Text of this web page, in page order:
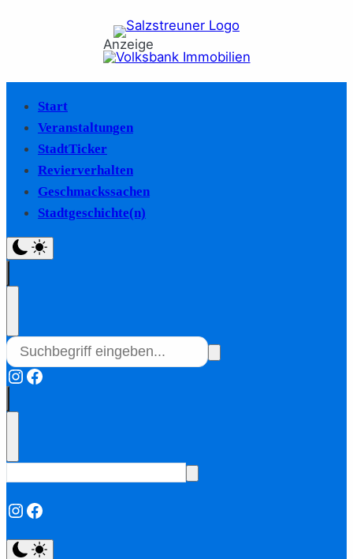
Anzeige
Start
Veranstaltungen
StadtTicker
Revierverhalten
Geschmackssachen
Stadtgeschichte(n)
Instagram
Facebook
Instagram
Facebook